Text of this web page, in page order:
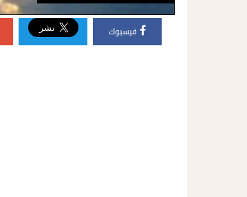
فيسبوك